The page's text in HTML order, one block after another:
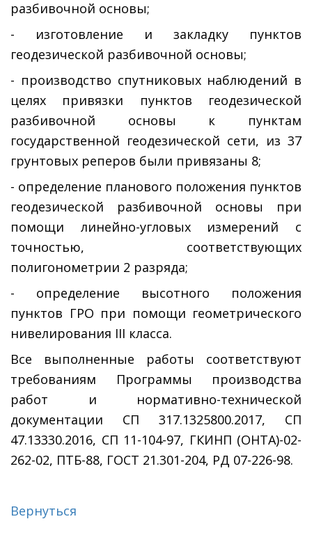
разбивочной основы;
- изготовление и закладку пунктов
геодезической разбивочной основы;
- производство спутниковых наблюдений в
целях привязки пунктов геодезической
разбивочной основы к пунктам
государственной геодезической сети, из 37
грунтовых реперов были привязаны 8;
- определение планового положения пунктов
геодезической разбивочной основы при
помощи линейно-угловых измерений с
точностью, соответствующих
полигонометрии 2 разряда;
- определение высотного положения
пунктов ГРО при помощи геометрического
нивелирования III класса.
Все выполненные работы соответствуют
требованиям Программы производства
работ и нормативно-технической
документации СП 317.1325800.2017, СП
47.13330.2016, СП 11-104-97, ГКИНП (ОНТА)-02-
262-02, ПТБ-88, ГОСТ 21.301-204, РД 07-226-98.
Вернуться